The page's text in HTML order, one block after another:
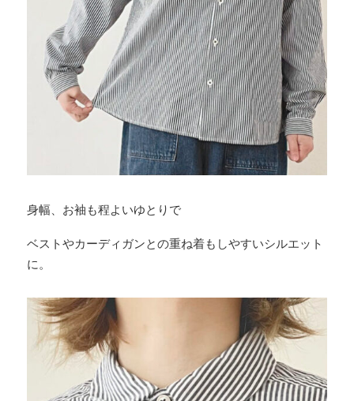
身幅、お袖も程よいゆとりで
ベストやカーディガンとの重ね着もしやすいシルエット
に。